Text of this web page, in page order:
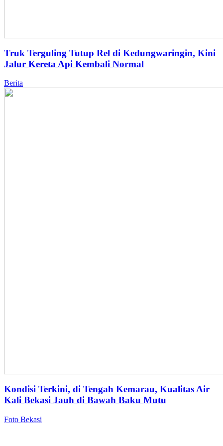
Truk Terguling Tutup Rel di Kedungwaringin, Kini
Jalur Kereta Api Kembali Normal
Berita
Kondisi Terkini, di Tengah Kemarau, Kualitas Air
Kali Bekasi Jauh di Bawah Baku Mutu
Foto Bekasi